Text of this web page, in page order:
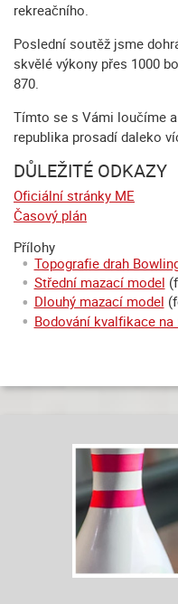
rekreačního.
Poslední soutěž jsme
skvělé výkony přes 1000
870.
Tímto se s Vámi loučíme
republika prosadí daleko
DŮLEŽITÉ ODKAZY
Oficiální stránky ME
Časový plán
Přílohy
Topografie drah
Střední mazací model
Dlouhý mazací model
Bodování kvalfikace na